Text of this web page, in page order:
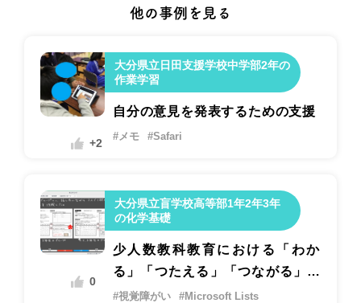
他の事例を見る
大分県立日田支援学校中学部2年の
作業学習
+2
自分の意見を発表するための支援
#メモ #Safari
大分県立盲学校高等部1年2年3年
の化学基礎
0
少人数教科教育における「わか
る」「つたえる」「つながる」た
めの指導
#視覚障がい #Microsoft Lists